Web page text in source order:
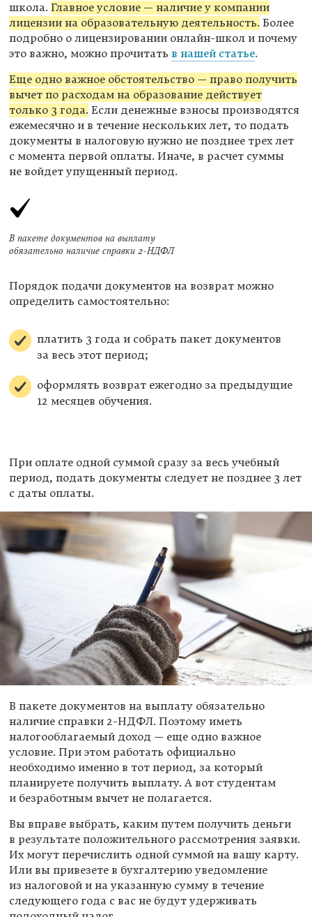
школа. Главное условие — наличие у компании
лицензии на образовательную деятельность. Более
подробно о лицензировании онлайн-школ и почему
это важно, можно прочитать в нашей статье.
Еще одно важное обстоятельство — право получить
вычет по расходам на образование действует
только 3 года. Если денежные взносы производятся
ежемесячно и в течение нескольких лет, то подать
документы в налоговую нужно не позднее трех лет
с момента первой оплаты. Иначе, в расчет суммы
не войдет упущенный период.
В пакете документов на выплату
обязательно наличие справки 2-НДФЛ
Порядок подачи документов на возврат можно
определить самостоятельно:
платить 3 года и собрать пакет документов
за весь этот период;
оформлять возврат ежегодно за предыдущие
12 месяцев обучения.
При оплате одной суммой сразу за весь учебный
период, подать документы следует не позднее 3 лет
с даты оплаты.
В пакете документов на выплату обязательно
наличие справки 2-НДФЛ. Поэтому иметь
налогооблагаемый доход — еще одно важное
условие. При этом работать официально
необходимо именно в тот период, за который
планируете получить выплату. А вот студентам
и безработным вычет не полагается.
Вы вправе выбрать, каким путем получить деньги
в результате положительного рассмотрения заявки.
Их могут перечислить одной суммой на вашу карту.
Или вы привезете в бухгалтерию уведомление
из налоговой и на указанную сумму в течение
следующего года с вас не будут удерживать